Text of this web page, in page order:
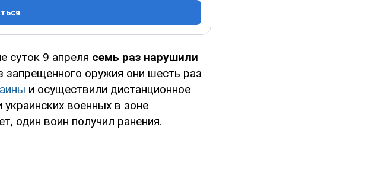
суток 9 апреля семь раз нарушили
запрещенного оружия они шесть раз
и осуществили дистанционное
военных в зоне
один воин получил ранения.